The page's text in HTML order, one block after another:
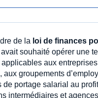
de la loi de finances
avait souhaité opérer une
aux entreprises
aux groupements
de portage salarial au
intermédiaires et